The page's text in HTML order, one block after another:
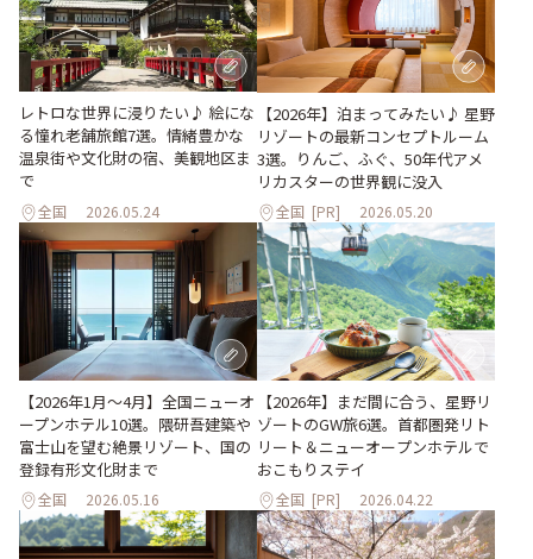
レトロな世界に浸りたい♪ 絵にな
る憧れ老舗旅館7選。情緒豊かな
温泉街や文化財の宿、美観地区ま
で
全国 2026.05.24
【2026年】泊まってみたい♪ 星野
リゾートの最新コンセプトルーム
3選。りんご、ふぐ、50年代アメ
リカスターの世界観に没入
全国 [PR] 2026.05.20
【2026年1月～4月】全国ニューオ
ープンホテル10選。隈研吾建築や
富士山を望む絶景リゾート、国の
登録有形文化財まで
全国 2026.05.16
【2026年】まだ間に合う、星野リ
ゾートのGW旅6選。首都圏発リト
リート＆ニューオープンホテルで
おこもりステイ
全国 [PR] 2026.04.22